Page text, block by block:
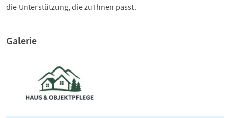
die Unterstützung, die zu Ihnen passt.
Galerie